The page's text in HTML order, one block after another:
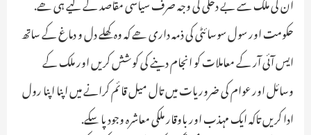
حکومت اور سول سوسائٹی کی ذمہ داری ھے کہ وہ کھلے دل و دماغ کے ساتھ
ایس آئی آر کے معاملات کو انجام دینے کی کوشش کریں اور ملک کے
وسائل اور عوام کی ضروریات میں تال میل قائم کرانے میں اپنا اپنا رول
ادا کریں تاکہ ایک مہذب اور باوقار ملکی معاشرہ وجود پا سکے.